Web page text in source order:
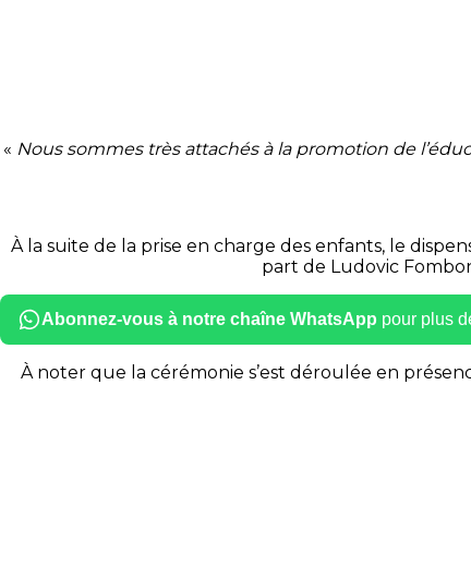
« Nous sommes très attachés à la promotion de
À la suite de la prise en charge des enfants, le
part de Ludovic
Abonnez-vous à notre chaîne WhatsApp pour plus
À noter que la cérémonie s’est déroulée en